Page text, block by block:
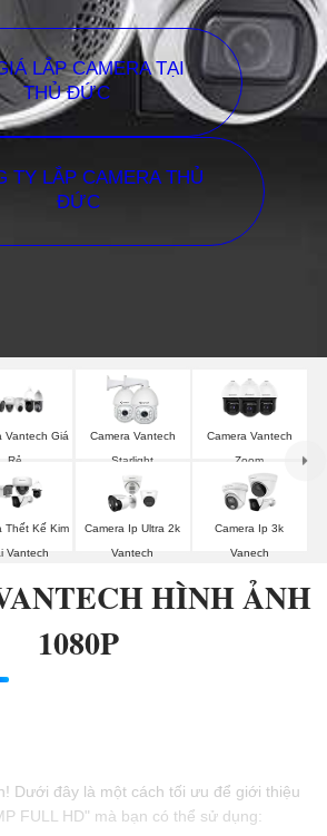
LẮP CAMERA TẠI
THỦ ĐỨC
TY LẮP CAMERA THỦ
ĐỨC
Vantech Giá
Rẻ
Camera Vantech
Starlight
Camera Vantech
Zoom
Thết Kế Kim
Vantech
Camera Ip Ultra 2k
Vantech
Camera Ip 3k
Vanech
HÌNH ẢNH
1080P
Dưới đây là một cách tối ưu để giới thiệu
FULL HD" mà bạn có thể sử dụng: